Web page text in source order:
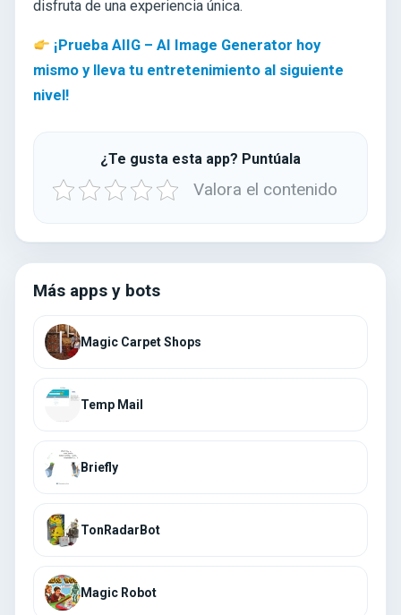
disfruta de una experiencia única.
¡Prueba AIIG – AI Image Generator hoy
mismo y lleva tu entretenimiento al siguiente
nivel!
¿Te gusta esta app? Puntúala
Valora el contenido
Más apps y bots
Magic Carpet Shops
Temp Mail
Briefly
TonRadarBot
Magic Robot